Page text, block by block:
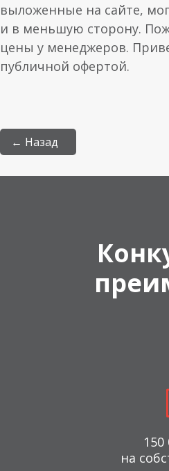
выложенные на сайте,
и в меньшую сторону.
цены у менеджеров.
публичной офертой.
← Назад
на